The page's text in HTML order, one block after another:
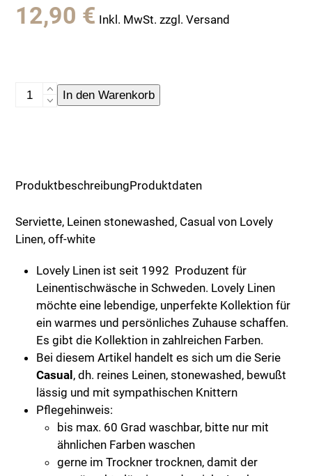
12,90 € Inkl. MwSt. zzgl. Versand
Serviette,
Lovely
white
Menge
In den Warenkorb
ProduktbeschreibungProduktdaten
Serviette, Leinen stonewashed, Casual von Lovely
Linen, off-white
Lovely Linen ist seit 1992 Produzent für
Leinentischwäsche in Schweden. Lovely Linen
möchte eine lebendige, unperfekte Kollektion für
ein warmes und persönliches Zuhause schaffen.
Es gibt die Kollektion in zahlreichen Farben.
Bei diesem Artikel handelt es sich um die Serie
Casual , dh. reines Leinen, stonewashed, bewußt
lässig und mit sympathischen Knittern
Pflegehinweis:
bis max. 60 Grad waschbar, bitte nur mit
ähnlichen Farben waschen
gerne im Trockner trocknen, damit der